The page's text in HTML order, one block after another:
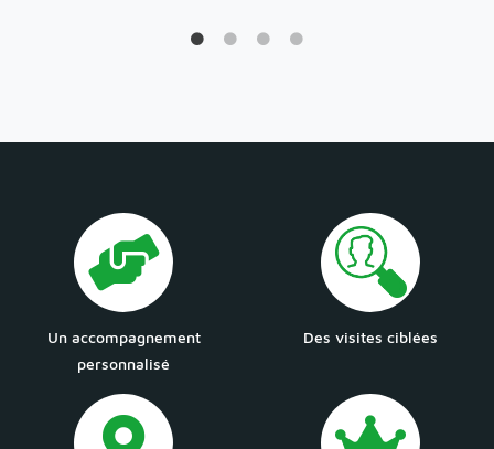
Un accompagnement
personnalisé
Des visites ciblées